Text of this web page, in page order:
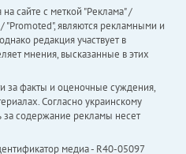
сайте с меткой "Реклама" /
"Promoted", являются рекламными и
редакция участвует в
мнения, высказанные в этих
за факты и оценочные суждения,
Согласно украинскому
за содержание рекламы несет
медиа - R40-05097